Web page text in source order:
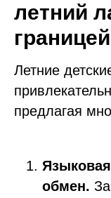
летний
Летние
предлагая
обмен.